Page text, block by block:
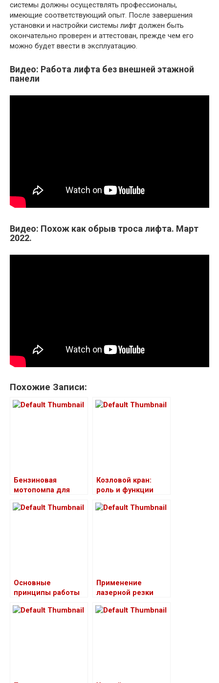
системы должны осуществлять профессионалы,
имеющие соответствующий опыт. После завершения
установки и настройки системы лифт должен быть
окончательно проверен и аттестован, прежде чем его
можно будет ввести в эксплуатацию.
Видео: Работа лифта без внешней этажной
панели
Видео: Похож как обрыв троса лифта. Март
2022.
Похожие Записи:
Бензиновая
мотопомпа для
использования и
Козловой кран:
роль и функции
Основные
принципы работы
для арматуры
Применение
лазерной резки